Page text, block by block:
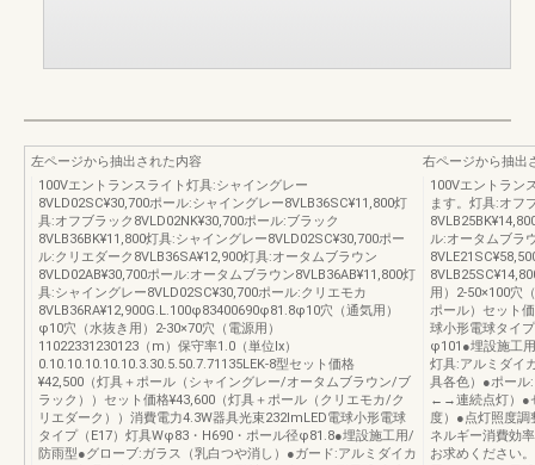
左ページから抽出された内容
100Vエントランスライト灯具:シャイングレー
8VLD02SC¥30,700ポール:シャイングレー8VLB36SC¥11,800灯
具:オフブラック8VLD02NK¥30,700ポール:ブラック
8VLB36BK¥11,800灯具:シャイングレー8VLD02SC¥30,700ポー
ル:クリエダーク8VLB36SA¥12,900灯具:オータムブラウン
8VLD02AB¥30,700ポール:オータムブラウン8VLB36AB¥11,800灯
具:シャイングレー8VLD02SC¥30,700ポール:クリエモカ
8VLB36RA¥12,900G.L.100φ83400690φ81.8φ10穴（通気用）
φ10穴（水抜き用）2-30×70穴（電源用）
11022331230123（m）保守率1.0（単位Ix）
0.10.10.10.10.10.3.30.5.50.7.71135LEK-8型セット価格
¥42,500（灯具＋ポール（シャイングレー/オータムブラウン/ブ
ラック））セット価格¥43,600（灯具＋ポール（クリエモカ/ク
リエダーク））消費電力4.3W器具光束232lmLED電球小形電球
タイプ（E17）灯具Wφ83・H690・ポール径φ81.8●埋設施工用/
防雨型●グローブ:ガラス（乳白つや消し）●ガード:アルミダイカ
右ページから抽出
100Vエントラン
ます。灯具:オフ
ル:オータムブラ
用）2-50×100穴
ポール）セット
球小形電球タイ
φ101●埋設施工
灯具:アルミダイ
具各色）●ポール
←→連続点灯）●
度）●点灯照度
ネルギー消費効
お求めください